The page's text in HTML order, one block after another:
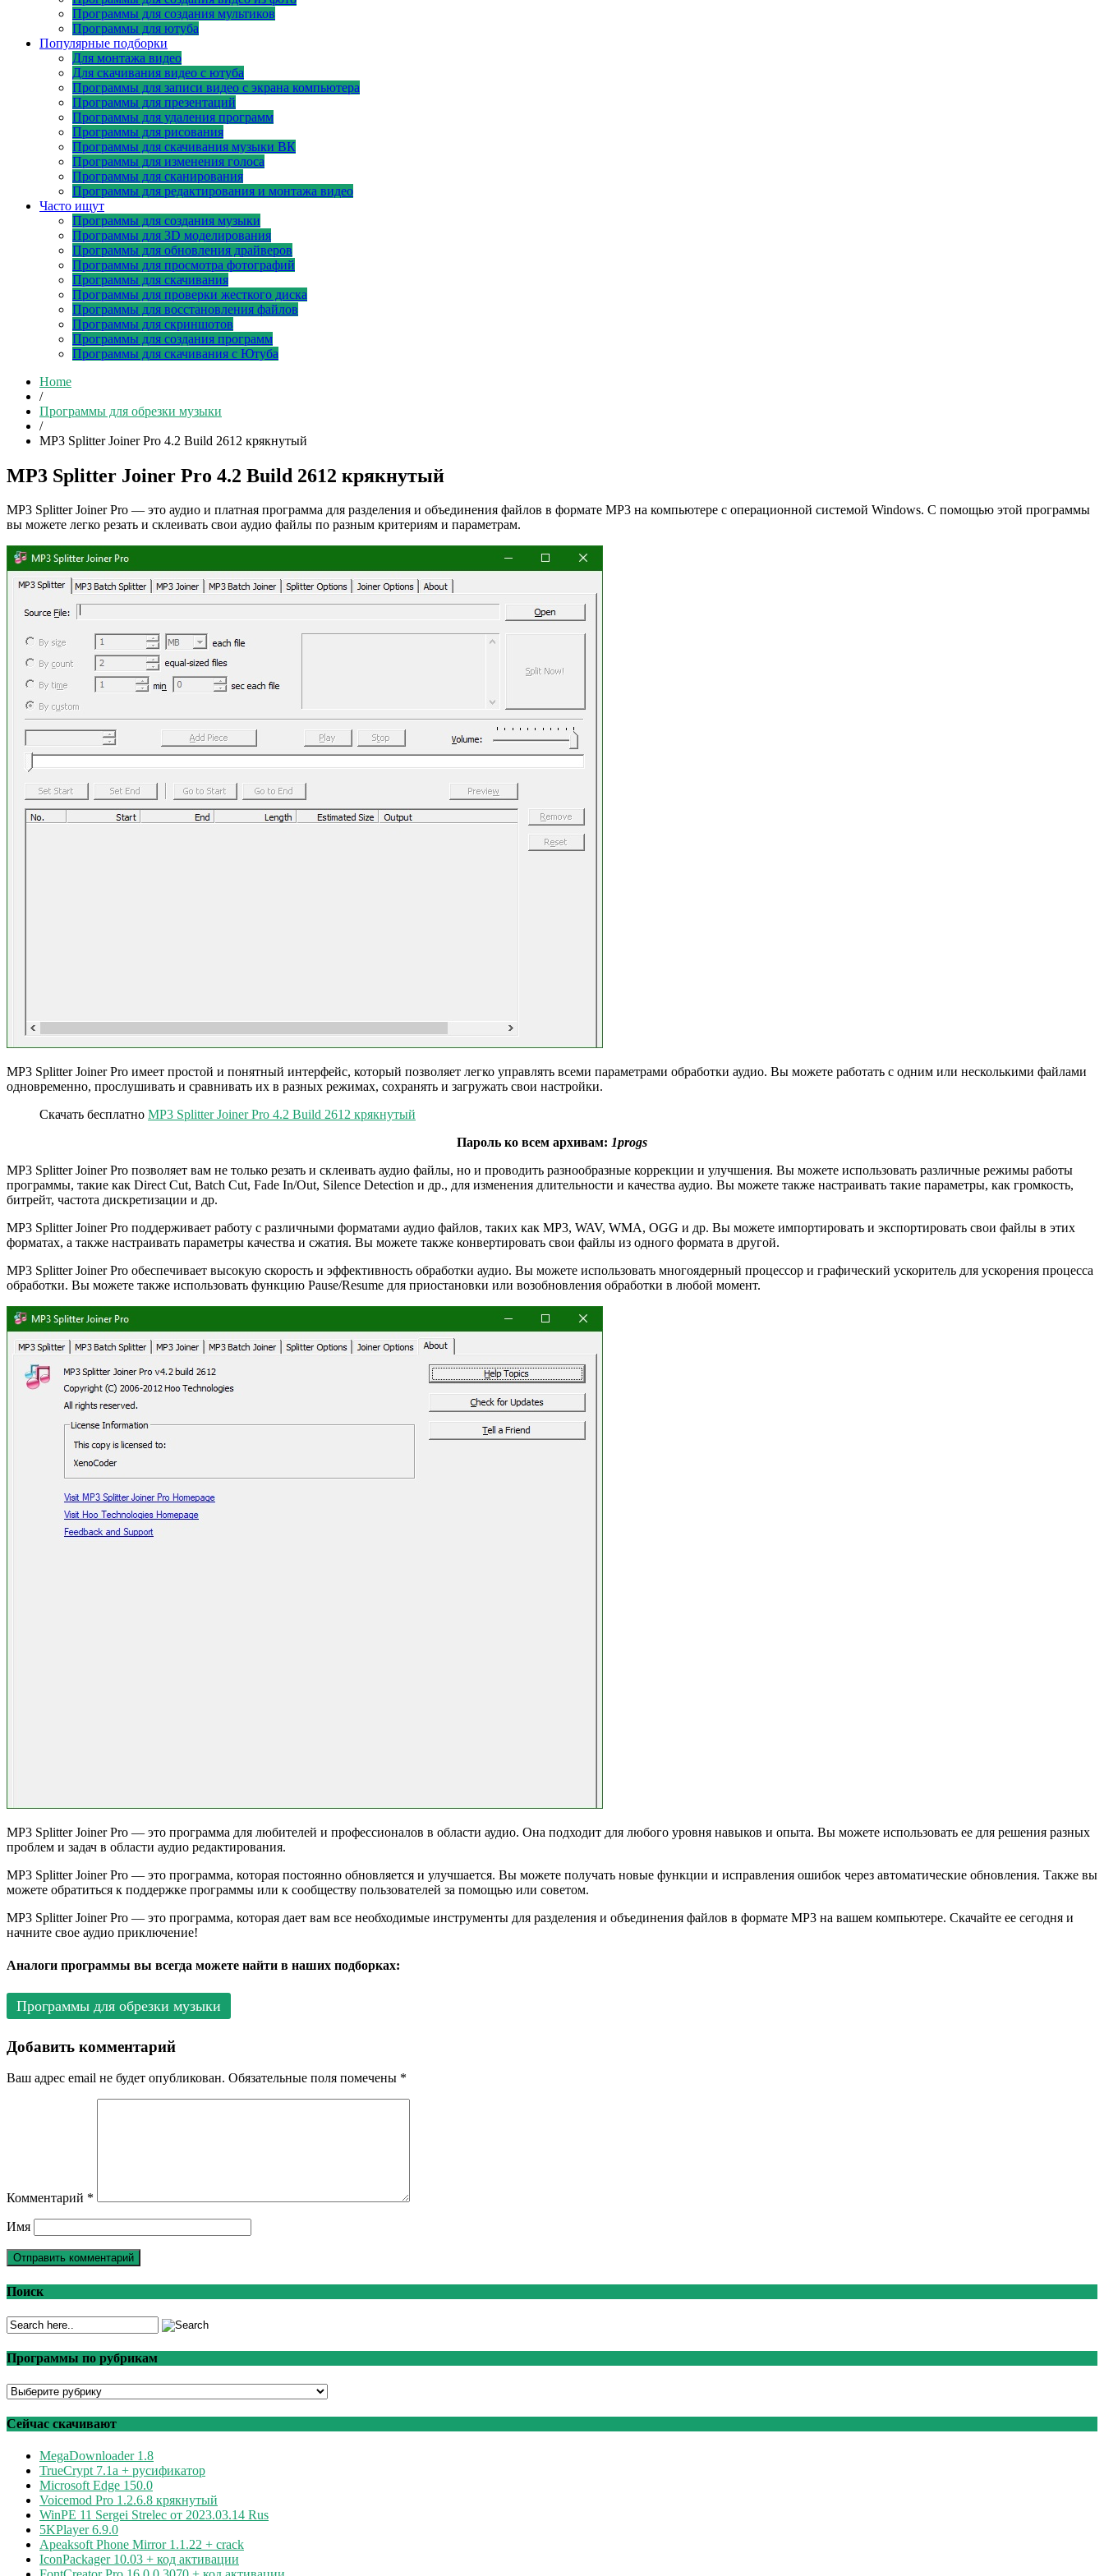
Программы для создания мультиков
Программы для ютуба
Популярные подборки
Для монтажа видео
Для скачивания видео с ютуба
Программы для записи видео с экрана компьютера
Программы для презентаций
Программы для удаления программ
Программы для рисования
Программы для скачивания музыки ВК
Программы для изменения голоса
Программы для сканирования
Программы для редактирования и монтажа видео
Часто ищут
Программы для создания музыки
Программы для 3D моделирования
Программы для обновления драйверов
Программы для просмотра фотографий
Программы для скачивания
Программы для проверки жесткого диска
Программы для восстановления файлов
Программы для скриншотов
Программы для создания программ
Программы для скачивания с Ютуба
Home
/
Программы для обрезки музыки
/
MP3 Splitter Joiner Pro 4.2 Build 2612 крякнутый
MP3 Splitter Joiner Pro 4.2 Build 2612 крякнутый
MP3 Splitter Joiner Pro — это аудио и платная программа для разделения и объединения файлов в формате MP3 на компьютере с операционной системой Windows. С помощью этой программы
вы можете легко резать и склеивать свои аудио файлы по разным критериям и параметрам.
MP3 Splitter Joiner Pro имеет простой и понятный интерфейс, который позволяет легко управлять всеми параметрами обработки аудио. Вы можете работать с одним или несколькими файлами
одновременно, прослушивать и сравнивать их в разных режимах, сохранять и загружать свои настройки.
Скачать бесплатно MP3 Splitter Joiner Pro 4.2 Build 2612 крякнутый
Пароль ко всем архивам: 1progs
MP3 Splitter Joiner Pro позволяет вам не только резать и склеивать аудио файлы, но и проводить разнообразные коррекции и улучшения. Вы можете использовать различные режимы работы
программы, такие как Direct Cut, Batch Cut, Fade In/Out, Silence Detection и др., для изменения длительности и качества аудио. Вы можете также настраивать такие параметры, как громкость,
битрейт, частота дискретизации и др.
MP3 Splitter Joiner Pro поддерживает работу с различными форматами аудио файлов, таких как MP3, WAV, WMA, OGG и др. Вы можете импортировать и экспортировать свои файлы в этих
форматах, а также настраивать параметры качества и сжатия. Вы можете также конвертировать свои файлы из одного формата в другой.
MP3 Splitter Joiner Pro обеспечивает высокую скорость и эффективность обработки аудио. Вы можете использовать многоядерный процессор и графический ускоритель для ускорения процесса
обработки. Вы можете также использовать функцию Pause/Resume для приостановки или возобновления обработки в любой момент.
MP3 Splitter Joiner Pro — это программа для любителей и профессионалов в области аудио. Она подходит для любого уровня навыков и опыта. Вы можете использовать ее для решения разных
проблем и задач в области аудио редактирования.
MP3 Splitter Joiner Pro — это программа, которая постоянно обновляется и улучшается. Вы можете получать новые функции и исправления ошибок через автоматические обновления. Также вы
можете обратиться к поддержке программы или к сообществу пользователей за помощью или советом.
MP3 Splitter Joiner Pro — это программа, которая дает вам все необходимые инструменты для разделения и объединения файлов в формате MP3 на вашем компьютере. Скачайте ее сегодня и
начните свое аудио приключение!
Аналоги программы вы всегда можете найти в наших подборках:
Программы для обрезки музыки
Добавить комментарий
Ваш адрес email не будет опубликован. Обязательные поля помечены *
Комментарий *
Имя
Поиск
Программы по рубрикам
Программы
рубрикам
Сейчас скачивают
MegaDownloader 1.8
TrueCrypt 7.1a + русификатор
Microsoft Edge 150.0
Voicemod Pro 1.2.6.8 крякнутый
WinPE 11 Sergei Strelec от 2023.03.14 Rus
5KPlayer 6.9.0
Apeaksoft Phone Mirror 1.1.22 + crack
IconPackager 10.03 + код активации